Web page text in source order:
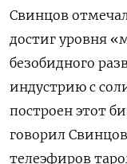
Свинцов
достиг уровня
безобидного
индустрию с
построен этот
говорил
телеэфиров